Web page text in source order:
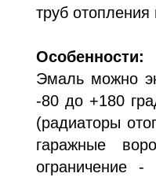
труб отопления
Особенности:
Эмаль можно
-80 до +180
(радиаторы
гаражные
ограничение -